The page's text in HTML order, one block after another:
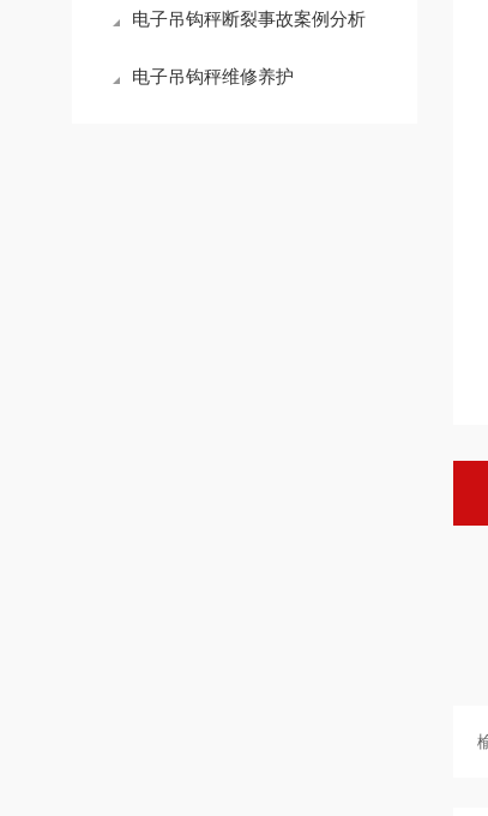
电子吊钩秤断裂事故案例分析
电子吊钩秤维修养护